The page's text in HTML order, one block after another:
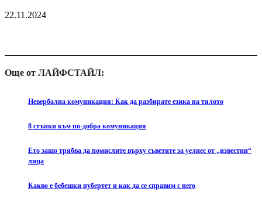
22.11.2024
Още от ЛАЙФСТАЙЛ:
Невербална комуникация: Как да разбирате езика на тялото
8 стъпки към по-добра комуникация
Ето защо трябва да помислите върху съветите за уелнес от „известни“
лица
Какво е бебешки пубертет и как да се справим с него